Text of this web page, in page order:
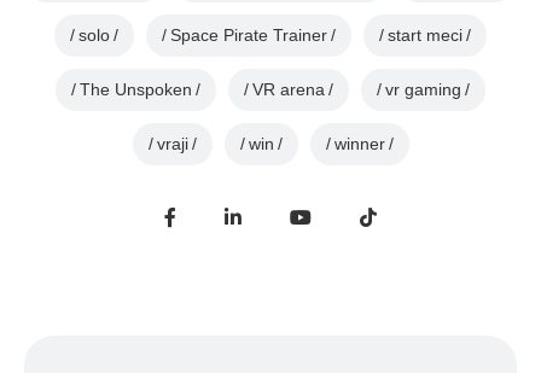
solo Space Pirate Trainer start meci
The Unspoken VR arena vr gaming
vraji win winner